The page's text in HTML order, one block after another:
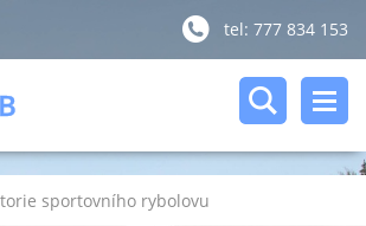
tel: 777 834 153
sportovního rybolovu